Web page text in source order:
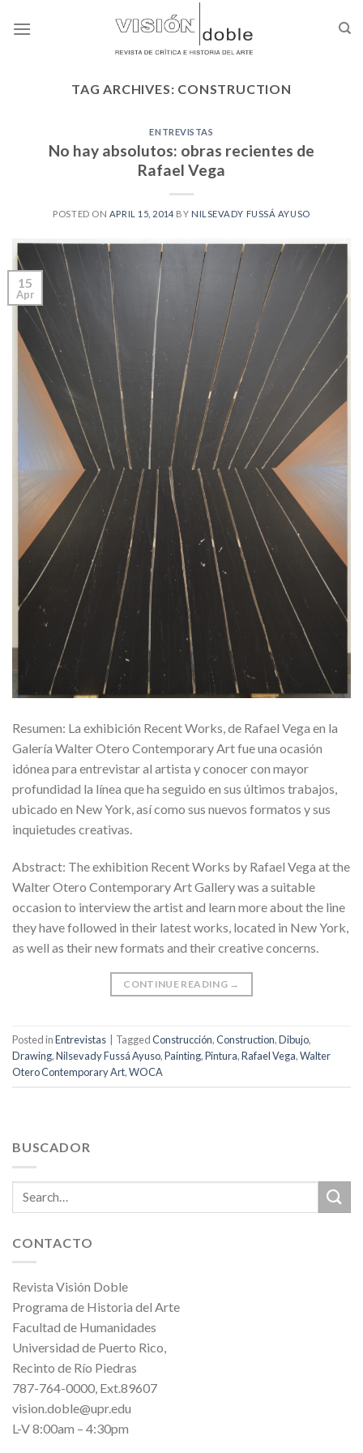
TAG ARCHIVES: CONSTRUCTION
ENTREVISTAS
No hay absolutos: obras recientes de
Rafael Vega
POSTED ON APRIL 15, 2014 BY NILSEVADY FUSSÁ AYUSO
15
Apr
Resumen: La exhibición Recent Works, de Rafael Vega en la
Galería Walter Otero Contemporary Art fue una ocasión
idónea para entrevistar al artista y conocer con mayor
profundidad la línea que ha seguido en sus últimos trabajos,
ubicado en New York, así como sus nuevos formatos y sus
inquietudes creativas.
Abstract: The exhibition Recent Works by Rafael Vega at the
Walter Otero Contemporary Art Gallery was a suitable
occasion to interview the artist and learn more about the line
they have followed in their latest works, located in New York,
as well as their new formats and their creative concerns.
CONTINUE READING →
Posted inEntrevistas TaggedConstrucción,Construction,Dibujo,
Drawing,Nilsevady Fussá Ayuso,Painting,Pintura,Rafael Vega,Walter
Otero Contemporary Art,WOCA
BUSCADOR
CONTACTO
Revista Visión Doble
Programa de Historia del Arte
Facultad de Humanidades
Universidad de Puerto Rico,
Recinto de Río Piedras
787-764-0000, Ext.89607
vision.doble@upr.edu
L-V 8:00am – 4:30pm